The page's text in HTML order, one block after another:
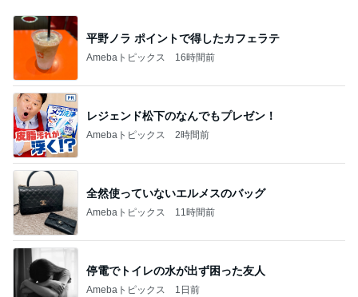
平野ノラ ポイントで得したカフェラテ
Amebaトピックス 16時間前
レジェンド松下のなんでもプレゼン！
Amebaトピックス 2時間前
全然使っていないエルメスのバッグ
Amebaトピックス 11時間前
停電でトイレの水が出ず困った友人
Amebaトピックス 1日前